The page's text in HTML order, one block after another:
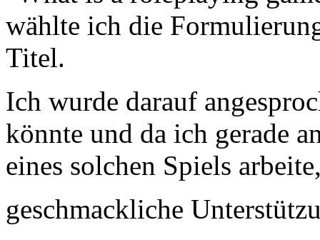
wählte ich die
Titel.
Ich wurde darauf
könnte und da ich gerade
eines solchen Spiels
geschmackliche